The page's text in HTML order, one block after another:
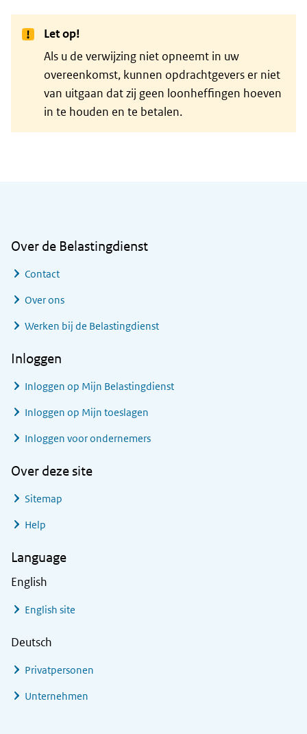
Let op!
Als u de verwijzing niet opneemt in uw
overeenkomst, kunnen opdrachtgevers er niet
van uitgaan dat zij geen loonheffingen hoeven
in te houden en te betalen.
Over de Belastingdienst
Contact
Over ons
Werken bij de Belastingdienst
Inloggen
Inloggen op Mijn Belastingdienst
Inloggen op Mijn toeslagen
Inloggen voor ondernemers
Over deze site
Sitemap
Help
Language
English
English site
Deutsch
Privatpersonen
Unternehmen